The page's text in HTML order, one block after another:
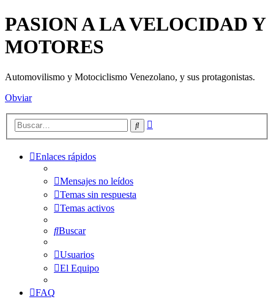
PASION A LA VELOCIDAD Y
MOTORES
Automovilismo y Motociclismo Venezolano, y sus protagonistas.
Obviar
Buscar
Enlaces rápidos
Mensajes no leídos
Temas sin respuesta
Temas activos
Buscar
Usuarios
El Equipo
FAQ